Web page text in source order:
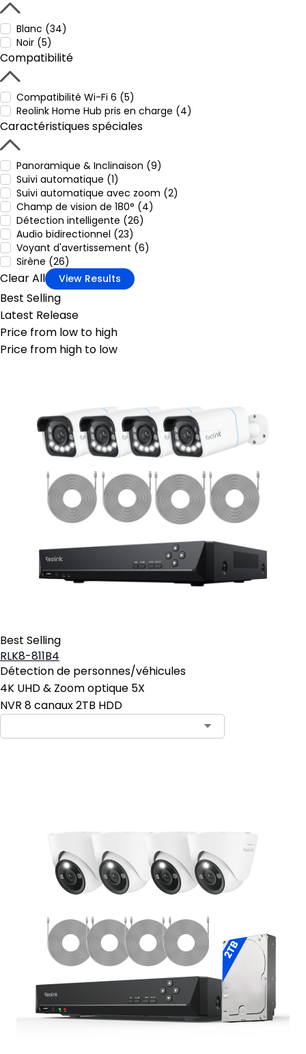
Blanc (34)
Noir (5)
Compatibilité
Compatibilité Wi-Fi 6 (5)
Reolink Home Hub pris en charge (4)
Caractéristiques spéciales
Panoramique & Inclinaison (9)
Suivi automatique (1)
Suivi automatique avec zoom (2)
Champ de vision de 180° (4)
Détection intelligente (26)
Audio bidirectionnel (23)
Voyant d'avertissement (6)
Sirène (26)
Clear All View Results
Best Selling
Latest Release
Price from low to high
Price from high to low
Best Selling
RLK8-811B4
Détection de personnes/véhicules
4K UHD & Zoom optique 5X
NVR 8 canaux 2TB HDD